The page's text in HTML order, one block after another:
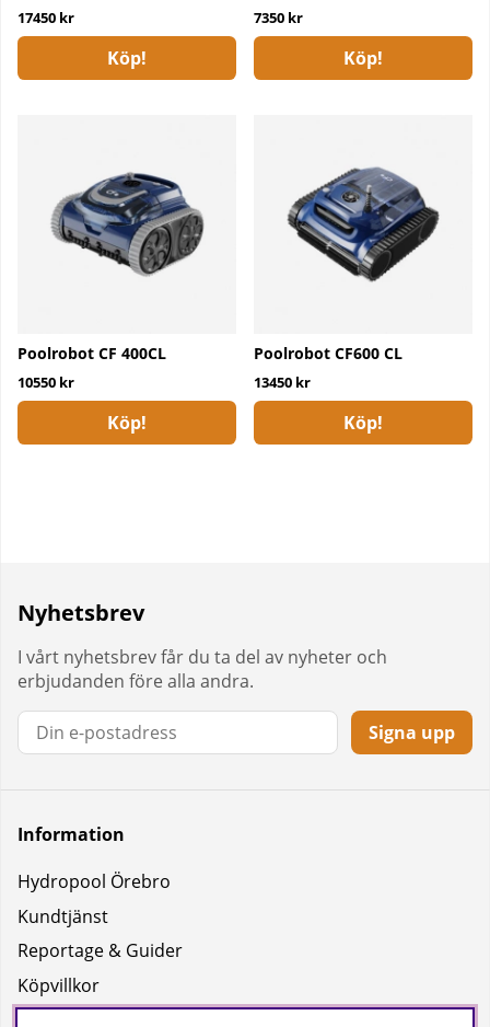
17450 kr
Köp!
7350 kr
Köp!
Poolrobot CF 400CL
10550 kr
Köp!
Poolrobot CF600 CL
13450 kr
Köp!
Nyhetsbrev
I vårt nyhetsbrev får du ta del av nyheter och
erbjudanden före alla andra.
Signa upp
Information
Hydropool Örebro
Kundtjänst
Reportage & Guider
Köpvillkor